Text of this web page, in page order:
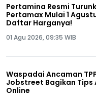
Pertamina Resmi
Pertamax Mulai 1
Daftar Harganya!
01 Agu 2026, 09:35 WIB
Waspadai Ancaman
Jobstreet Bagikan Tips
Online